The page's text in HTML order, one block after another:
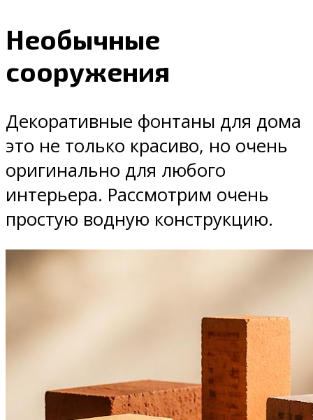
Необычные
сооружения
Декоративные фонтаны для дома
это не только красиво, но очень
оригинально для любого
интерьера. Рассмотрим очень
простую водную конструкцию.